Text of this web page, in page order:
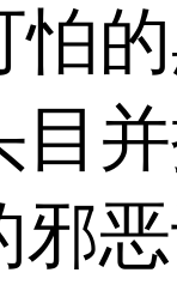
怕
目
邪